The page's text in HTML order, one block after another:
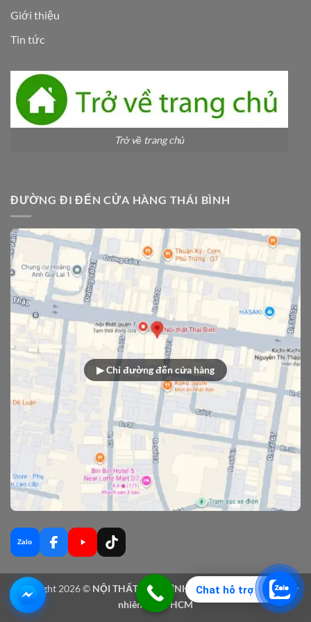
Giới thiệu
Tin tức
Trở về trang chủ
ĐƯỜNG ĐI ĐẾN CỬA HÀNG THÁI BÌNH
▶ Chỉ đường đến cửa hàng
Zalo
Copyright 2026 © NỘI THẤT THÁI BÌNH - Sản xuất nội thất gỗ tự
nhiên tại TPHCM
Chat hỗ trợ